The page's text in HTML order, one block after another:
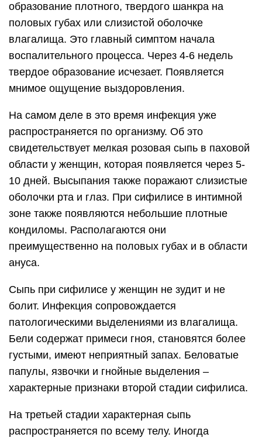
образование плотного, твердого шанкра на
половых губах или слизистой оболочке
влагалища. Это главный симптом начала
воспалительного процесса. Через 4-6 недель
твердое образование исчезает. Появляется
мнимое ощущение выздоровления.
На самом деле в это время инфекция уже
распространяется по организму. Об это
свидетельствует мелкая розовая сыпь в паховой
области у женщин, которая появляется через 5-
10 дней. Высыпания также поражают слизистые
оболочки рта и глаз. При сифилисе в интимной
зоне также появляются небольшие плотные
кондиломы. Располагаются они
преимущественно на половых губах и в области
ануса.
Сыпь при сифилисе у женщин не зудит и не
болит. Инфекция сопровождается
патологическими выделениями из влагалища.
Бели содержат примеси гноя, становятся более
густыми, имеют неприятный запах. Беловатые
папулы, язвочки и гнойные выделения –
характерные признаки второй стадии сифилиса.
На третьей стадии характерная сыпь
распространяется по всему телу. Иногда